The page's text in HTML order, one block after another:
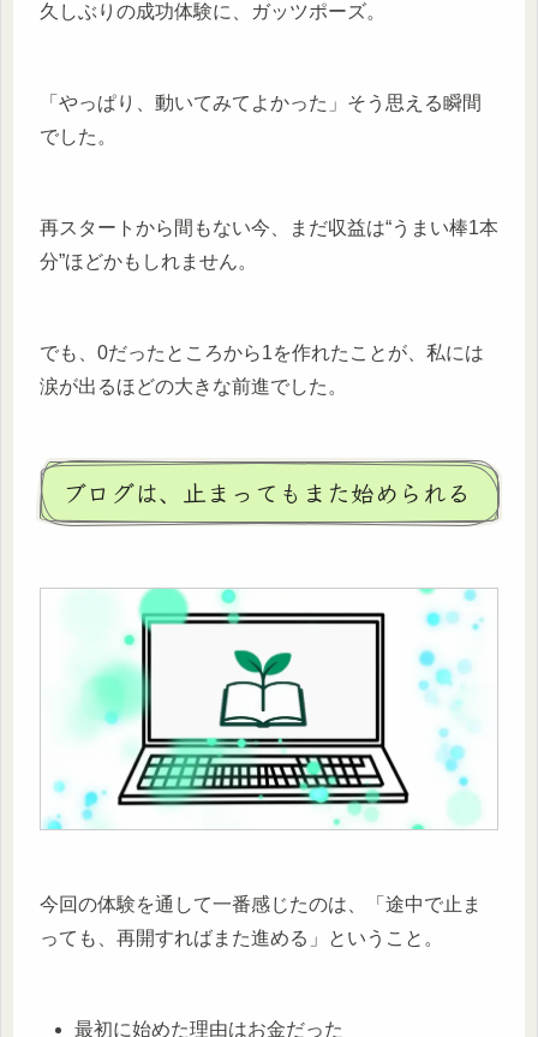
久しぶりの成功体験に、ガッツポーズ。
「やっぱり、動いてみてよかった」そう思える瞬間
でした。
再スタートから間もない今、まだ収益は“うまい棒1本
分”ほどかもしれません。
でも、0だったところから1を作れたことが、私には
涙が出るほどの大きな前進でした。
ブログは、止まってもまた始められる
今回の体験を通して一番感じたのは、「途中で止ま
っても、再開すればまた進める」ということ。
最初に始めた理由はお金だった